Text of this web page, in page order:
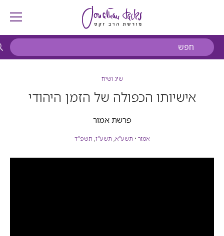
שיג ושיח
אישיותו הכפולה של הזמן היהודי
פרשת אמור
אמור • תשע"א, תשע"ז, תשפ"ד